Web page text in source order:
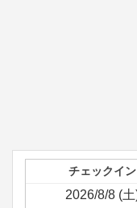
チェックイン